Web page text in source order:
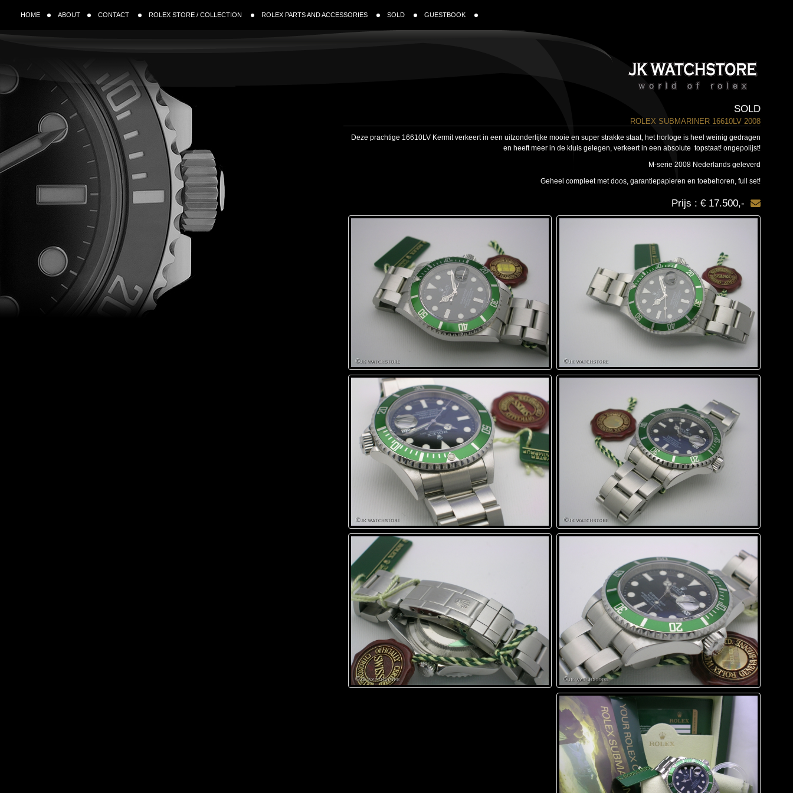
HOME ABOUT CONTACT ROLEX STORE / COLLECTION ROLEX PARTS AND ACCESSORIES SOLD GUESTBOOK
SOLD
ROLEX SUBMARINER 16610LV 2008
Deze prachtige 16610LV Kermit verkeert in een uitzonderlijke mooie en super strakke staat, het horloge is heel weinig gedragen
en heeft meer in de kluis gelegen, verkeert in een absolute topstaat! ongepolijst!
M-serie 2008 Nederlands geleverd
Geheel compleet met doos, garantiepapieren en toebehoren, full set!
Prijs : € 17.500,-